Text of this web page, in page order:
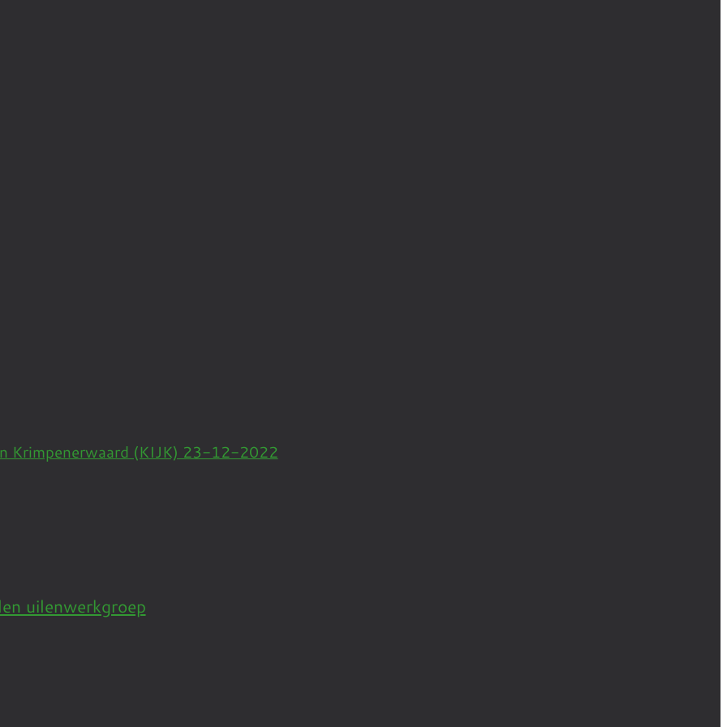
Krimpenerwaard (KIJK) 23-12-2022
uilenwerkgroep